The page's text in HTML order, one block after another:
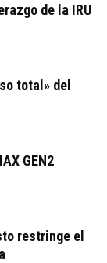
de la IRU
total» del
GEN2
restringe el